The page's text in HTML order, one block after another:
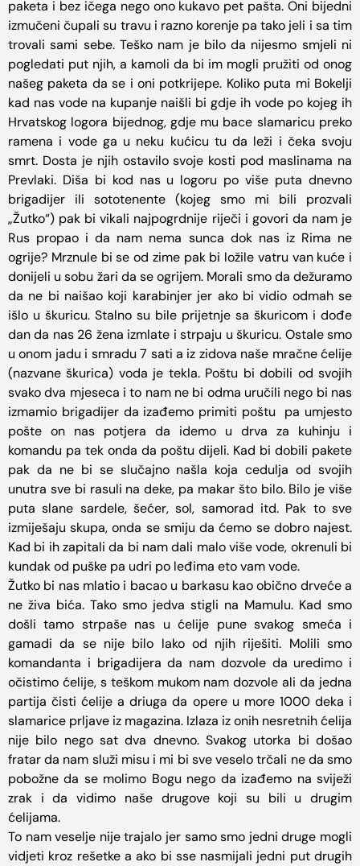
paketa i bez ičega nego ono kukavo pet pašta. Oni bijedni
izmučeni čupali su travu i razno korenje pa tako jeli i sa tim
trovali sami sebe. Teško nam je bilo da nijesmo smjeli ni
pogledati put njih, a kamoli da bi im mogli pružiti od onog
našeg paketa da se i oni potkrijepe. Koliko puta mi Bokelji
kad nas vode na kupanje naišli bi gdje ih vode po kojeg ih
Hrvatskog logora bijednog, gdje mu bace slamaricu preko
ramena i vode ga u neku kućicu tu da leži i čeka svoju
smrt. Dosta je njih ostavilo svoje kosti pod maslinama na
Prevlaki. Diša bi kod nas u logoru po više puta dnevno
brigadijer ili sototenente (kojeg smo mi bili prozvali
„Žutko“) pak bi vikali najpogrdnije riječi i govori da nam je
Rus propao i da nam nema sunca dok nas iz Rima ne
ogrije? Mrznule bi se od zime pak bi ložile vatru van kuće i
donijeli u sobu žari da se ogrijem. Morali smo da dežuramo
da ne bi naišao koji karabinjer jer ako bi vidio odmah se
išlo u škuricu. Stalno su bile prijetnje sa škuricom i dođe
dan da nas 26 žena izmlate i strpaju u škuricu. Ostale smo
u onom jadu i smradu 7 sati a iz zidova naše mračne ćelije
(nazvane škurica) voda je tekla. Poštu bi dobili od svojih
svako dva mjeseca i to nam ne bi odma uručili nego bi nas
izmamio brigadijer da izađemo primiti poštu pa umjesto
pošte on nas potjera da idemo u drva za kuhinju i
komandu pa tek onda da poštu dijeli. Kad bi dobili pakete
pak da ne bi se slučajno našla koja cedulja od svojih
unutra sve bi rasuli na deke, pa makar što bilo. Bilo je više
puta slane sardele, šećer, sol, samorad itd. Pak to sve
izmiješaju skupa, onda se smiju da ćemo se dobro najest.
Kad bi ih zapitali da bi nam dali malo više vode, okrenuli bi
kundak od puške pa udri po leđima eto vam vode.
Žutko bi nas mlatio i bacao u barkasu kao obično drveće a
ne živa bića. Tako smo jedva stigli na Mamulu. Kad smo
došli tamo strpaše nas u ćelije pune svakog smeća i
gamadi da se nije bilo lako od njih riješiti. Molili smo
komandanta i brigadijera da nam dozvole da uredimo i
očistimo ćelije, s teškom mukom nam dozvole ali da jedna
partija čisti ćelije a driuga da opere u more 1000 deka i
slamarice prljave iz magazina. Izlaza iz onih nesretnih ćelija
nije bilo nego sat dva dnevno. Svakog utorka bi došao
fratar da nam služi misu i mi bi sve veselo trčali ne da smo
pobožne da se molimo Bogu nego da izađemo na sviježi
zrak i da vidimo naše drugove koji su bili u drugim
ćelijama.
To nam veselje nije trajalo jer samo smo jedni druge mogli
vidjeti kroz rešetke a ako bi sse nasmijali jedni put drugih